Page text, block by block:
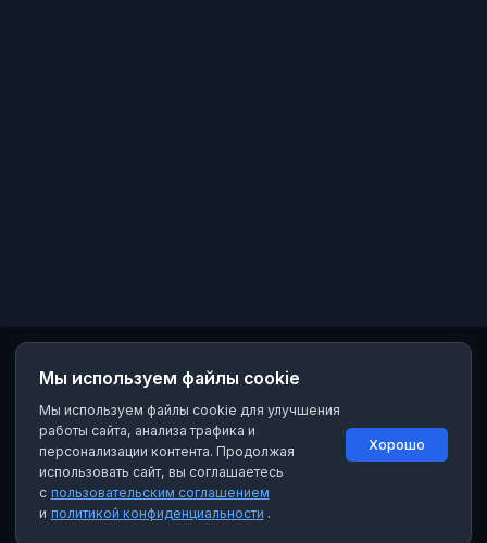
Мы используем файлы cookie
Мы используем файлы cookie для улучшения
работы сайта, анализа трафика и
персонализации контента. Продолжая
использовать сайт, вы соглашаетесь
с пользовательским соглашением
и политикой конфиденциальности .
Хорошо